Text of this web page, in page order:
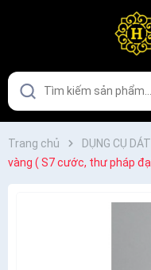
Trang chủ DỤNG CỤ
vàng ( S7 cước, thư pháp